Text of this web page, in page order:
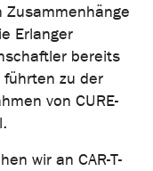
Zusammenhänge
Erlanger
bereits
führten zu der
von CURE-
wir an CAR-T-